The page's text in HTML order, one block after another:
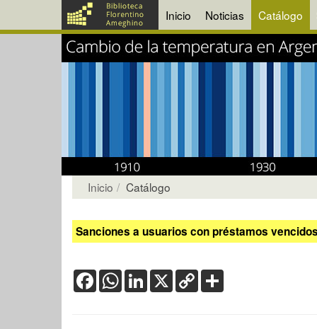
Inicio Noticias Catálogo
Inicio Catálogo
Sanciones a usuarios con préstamos
FacebookWhatsApp
LinkedIn
X Copy
Link